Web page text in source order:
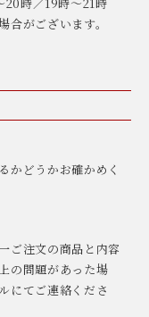
20時／19時〜21時
がございます。
かどうかお確かめく
ご注文の商品と内容
の問題があった場
にてご連絡くださ